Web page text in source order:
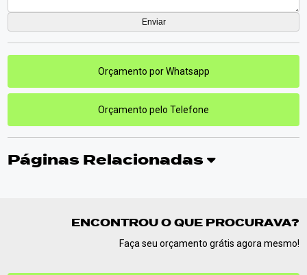
Orçamento por Whatsapp
Orçamento pelo Telefone
Páginas Relacionadas
ENCONTROU O QUE PROCURAVA?
Faça seu orçamento grátis agora mesmo!